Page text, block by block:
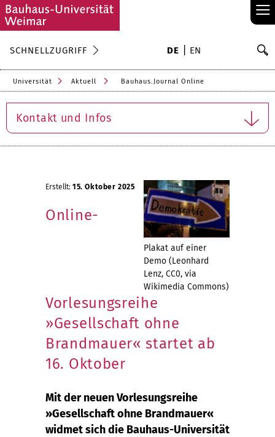
≡
SCHNELLZUGRIFF DE EN
Universität Aktuell Bauhaus.Journal Online
Kontakt und Infos
Plakat auf einer
Demo (Leonhard
Lenz, CC0, via
Wikimedia Commons)
Erstellt: 15. Oktober 2025
Online-
Vorlesungsreihe
»Gesellschaft ohne
Brandmauer« startet ab
16. Oktober
Mit der neuen Vorlesungsreihe
»Gesellschaft ohne Brandmauer«
widmet sich die Bauhaus-Universität